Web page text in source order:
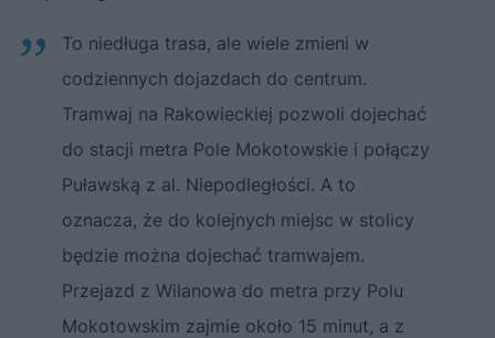
To niedługa trasa, ale wiele zmieni w
codziennych dojazdach do centrum.
Tramwaj na Rakowieckiej pozwoli dojechać
do stacji metra Pole Mokotowskie i połączy
Puławską z al. Niepodległości. A to
oznacza, że do kolejnych miejsc w stolicy
będzie można dojechać tramwajem.
Przejazd z Wilanowa do metra przy Polu
Mokotowskim zajmie około 15 minut, a z